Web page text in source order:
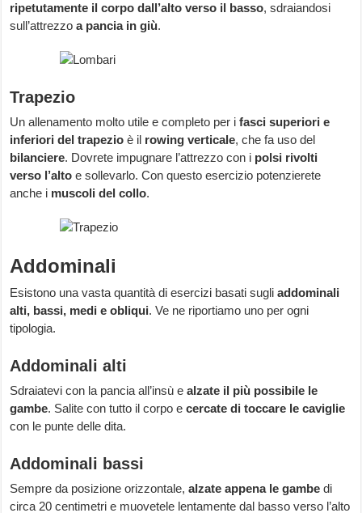
ripetutamente il corpo dall’alto verso il basso, sdraiandosi
sull’attrezzo a pancia in giù.
Trapezio
Un allenamento molto utile e completo per ifasci superiori e
inferiori del trapezio è il rowing verticale, che fa uso del
bilanciere. Dovrete impugnare l’attrezzo con i polsi rivolti
verso l’alto e sollevarlo. Con questo esercizio potenzierete
anche i muscoli del collo.
Addominali
Esistono una vasta quantità di esercizi basati sugliaddominali
alti, bassi, medi e obliqui. Ve ne riportiamo uno per ogni
tipologia.
Addominali alti
Sdraiatevi con la pancia all’insù ealzate il più possibile le
gambe. Salite con tutto il corpo ecercate di toccare le caviglie
con le punte delle dita.
Addominali bassi
Sempre da posizione orizzontale,alzate appena le gambe di
circa 20 centimetri e muovetele lentamente dal basso verso l’alto